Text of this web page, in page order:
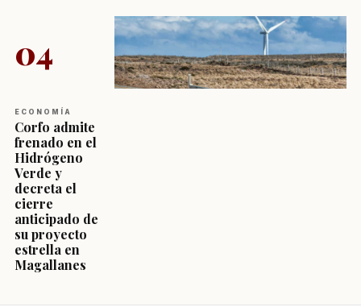
04
ECONOMÍA
Corfo admite
frenado en el
Hidrógeno
Verde y
decreta el
cierre
anticipado de
su proyecto
estrella en
Magallanes